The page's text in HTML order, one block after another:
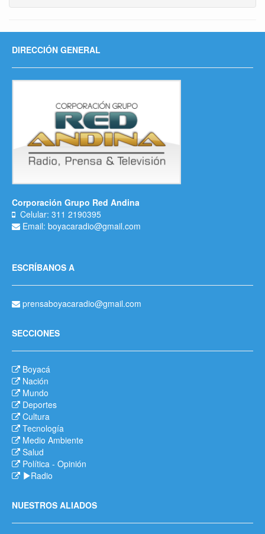
DIRECCIÓN GENERAL
Corporación Grupo Red Andina
Celular: 311 2190395
Email: boyacaradio@gmail.com
ESCRÍBANOS A
prensaboyacaradio@gmail.com
SECCIONES
Boyacá
Nación
Mundo
Deportes
Cultura
Tecnología
Medio Ambiente
Salud
Política - Opinión
Radio
NUESTROS ALIADOS